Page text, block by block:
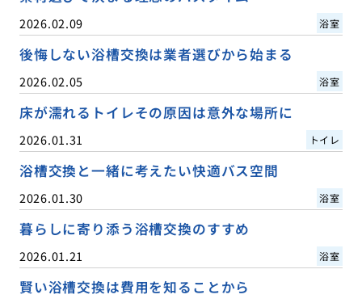
2026.02.09 浴室
後悔しない浴槽交換は業者選びから始まる
2026.02.05 浴室
床が濡れるトイレその原因は意外な場所に
2026.01.31 トイレ
浴槽交換と一緒に考えたい快適バス空間
2026.01.30 浴室
暮らしに寄り添う浴槽交換のすすめ
2026.01.21 浴室
賢い浴槽交換は費用を知ることから